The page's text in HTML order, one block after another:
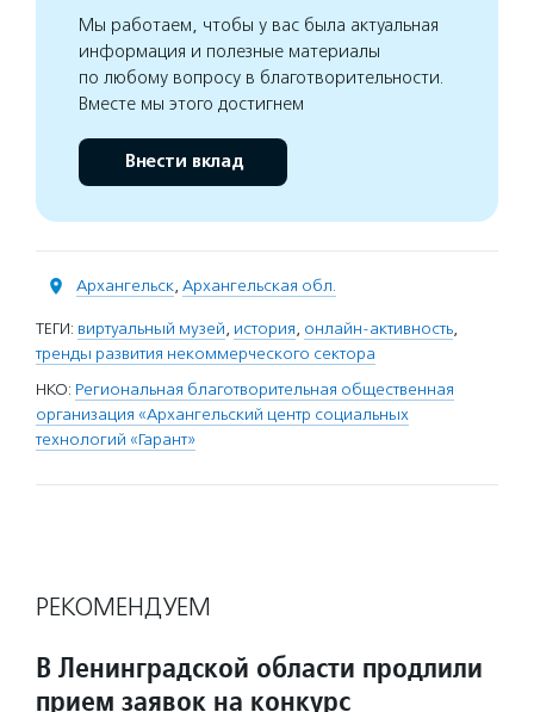
Мы работаем, чтобы у вас была актуальная
информация и полезные материалы
по любому вопросу в благотворительности.
Вместе мы этого достигнем
Внести вклад
Архангельск, Архангельская обл.
ТЕГИ: виртуальный музей, история, онлайн-активность,
тренды развития некоммерческого сектора
НКО: Региональная благотворительная общественная
организация «Архангельский центр социальных
технологий «Гарант»
РЕКОМЕНДУЕМ
В Ленинградской области продлили
прием заявок на конкурс